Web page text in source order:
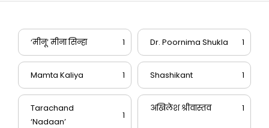
‘मीनू’ मीना सिन्हा 1 Dr. Poornima Shukla 1
Mamta Kaliya 1 Shashikant 1
Tarachand
‘Nadaan’
1
अखिलेश श्रीवास्तव 1